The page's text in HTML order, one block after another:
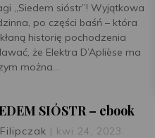
„Siedem sióstr”! Wyjątkowa
po części baśń – która
historię pochodzenia
że Elektra D’Aplièse ma
można...
SIÓSTR – ebook
| kwi 24, 2023